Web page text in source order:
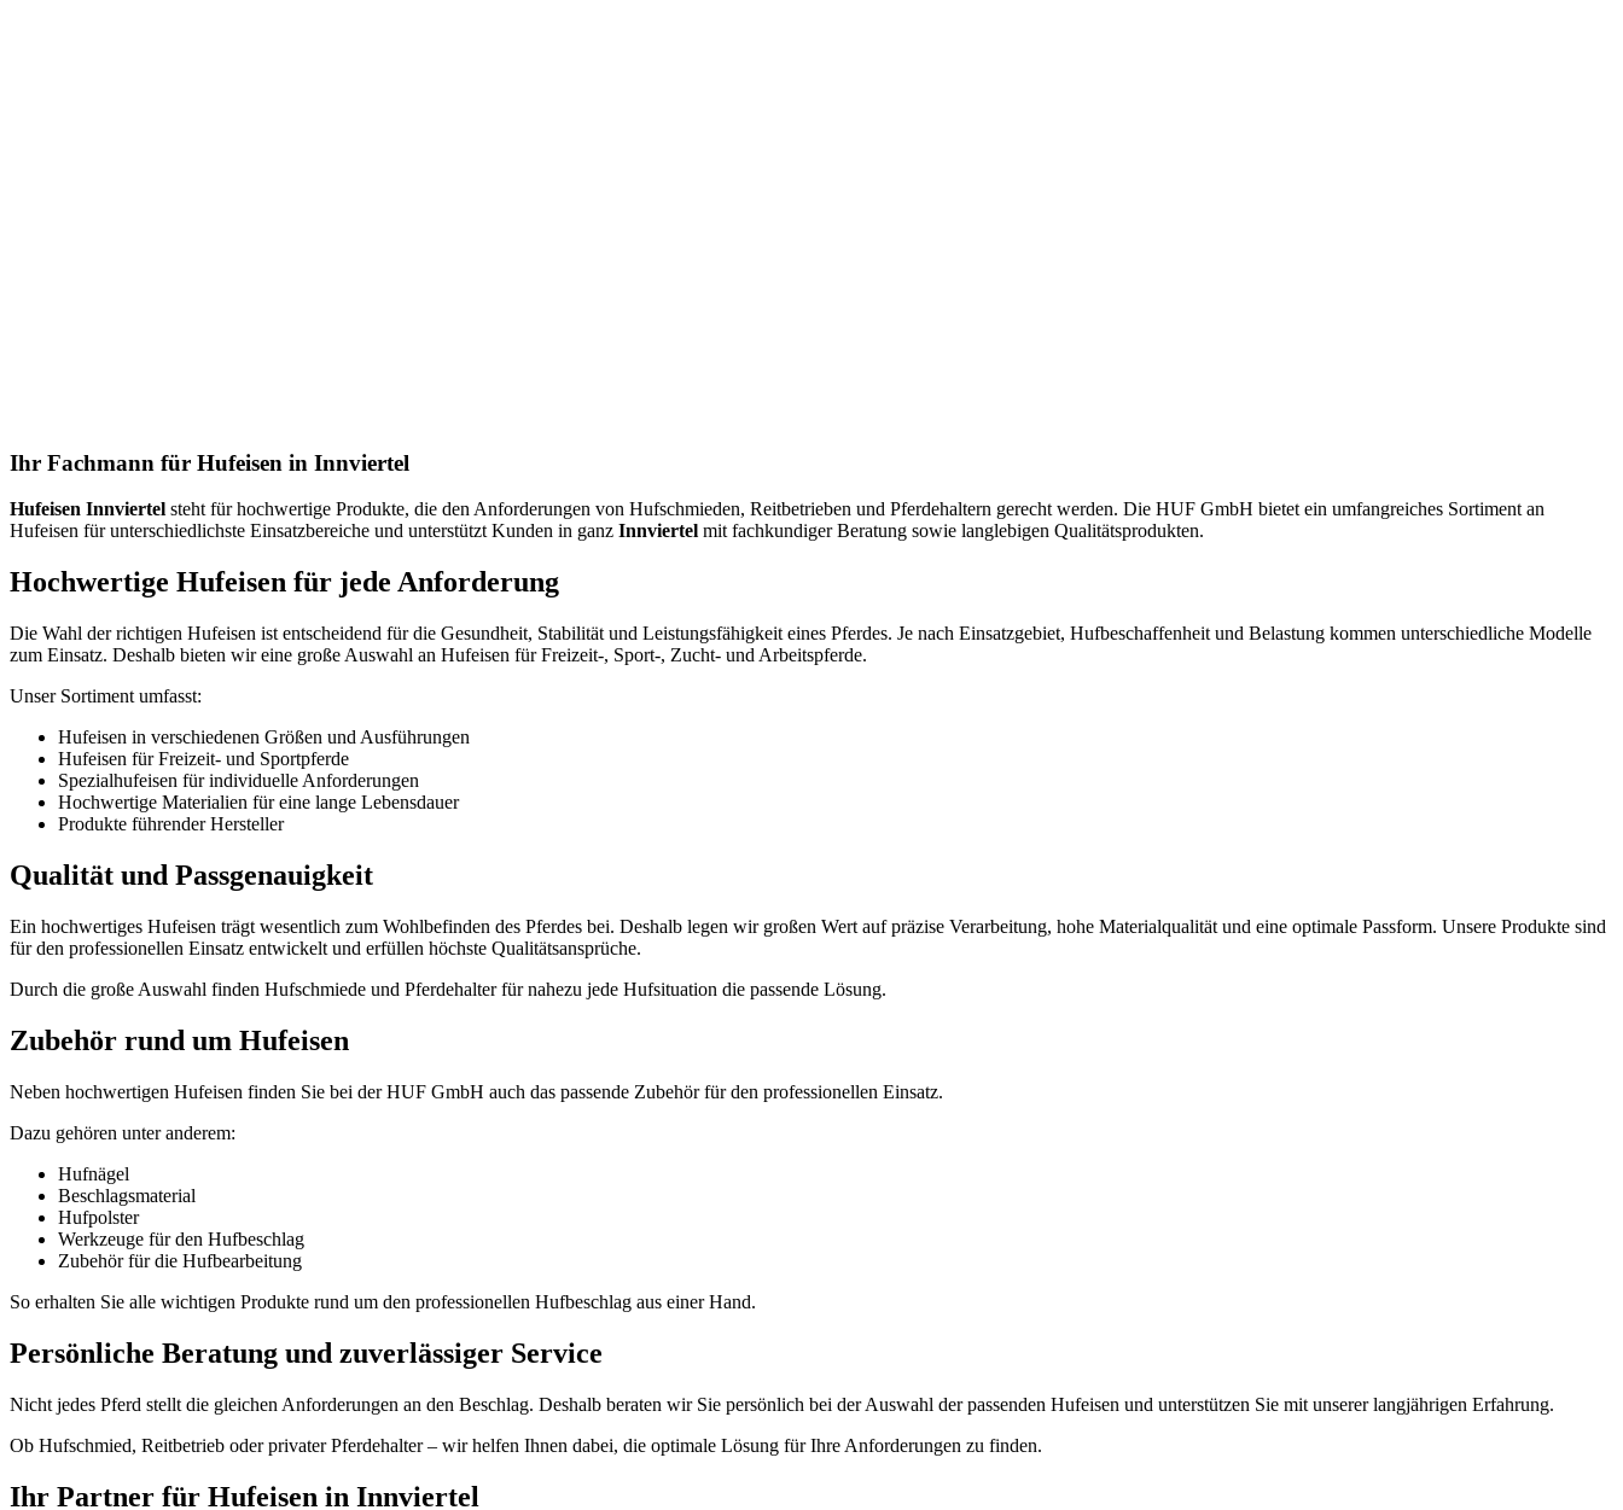
Ihr Fachmann für Hufeisen in Innviertel
Hufeisen Innviertel steht für hochwertige Produkte, die den Anforderungen von Hufschmieden, Reitbetrieben und Pferdehaltern gerecht werden. Die HUF GmbH bietet ein umfangreiches Sortiment an
Hufeisen für unterschiedlichste Einsatzbereiche und unterstützt Kunden in ganz Innviertel mit fachkundiger Beratung sowie langlebigen Qualitätsprodukten.
Hochwertige Hufeisen für jede Anforderung
Die Wahl der richtigen Hufeisen ist entscheidend für die Gesundheit, Stabilität und Leistungsfähigkeit eines Pferdes. Je nach Einsatzgebiet, Hufbeschaffenheit und Belastung kommen unterschiedliche Modelle
zum Einsatz. Deshalb bieten wir eine große Auswahl an Hufeisen für Freizeit-, Sport-, Zucht- und Arbeitspferde.
Unser Sortiment umfasst:
Hufeisen in verschiedenen Größen und Ausführungen
Hufeisen für Freizeit- und Sportpferde
Spezialhufeisen für individuelle Anforderungen
Hochwertige Materialien für eine lange Lebensdauer
Produkte führender Hersteller
Qualität und Passgenauigkeit
Ein hochwertiges Hufeisen trägt wesentlich zum Wohlbefinden des Pferdes bei. Deshalb legen wir großen Wert auf präzise Verarbeitung, hohe Materialqualität und eine optimale Passform. Unsere Produkte sind
für den professionellen Einsatz entwickelt und erfüllen höchste Qualitätsansprüche.
Durch die große Auswahl finden Hufschmiede und Pferdehalter für nahezu jede Hufsituation die passende Lösung.
Zubehör rund um Hufeisen
Neben hochwertigen Hufeisen finden Sie bei der HUF GmbH auch das passende Zubehör für den professionellen Einsatz.
Dazu gehören unter anderem:
Hufnägel
Beschlagsmaterial
Hufpolster
Werkzeuge für den Hufbeschlag
Zubehör für die Hufbearbeitung
So erhalten Sie alle wichtigen Produkte rund um den professionellen Hufbeschlag aus einer Hand.
Persönliche Beratung und zuverlässiger Service
Nicht jedes Pferd stellt die gleichen Anforderungen an den Beschlag. Deshalb beraten wir Sie persönlich bei der Auswahl der passenden Hufeisen und unterstützen Sie mit unserer langjährigen Erfahrung.
Ob Hufschmied, Reitbetrieb oder privater Pferdehalter – wir helfen Ihnen dabei, die optimale Lösung für Ihre Anforderungen zu finden.
Ihr Partner für Hufeisen in Innviertel